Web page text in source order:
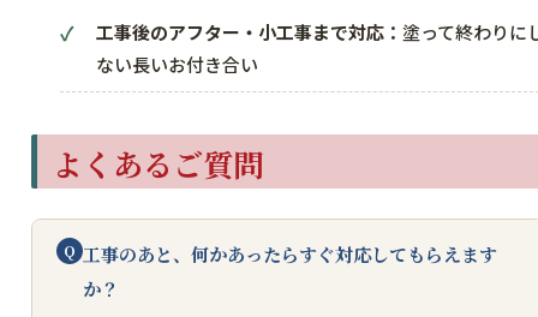
工事後のアフター・小工事まで対応： 塗って終わりに
ない長いお付き合い
よくあるご質問
工事のあと、何かあったらすぐ対応してもらえます
か？